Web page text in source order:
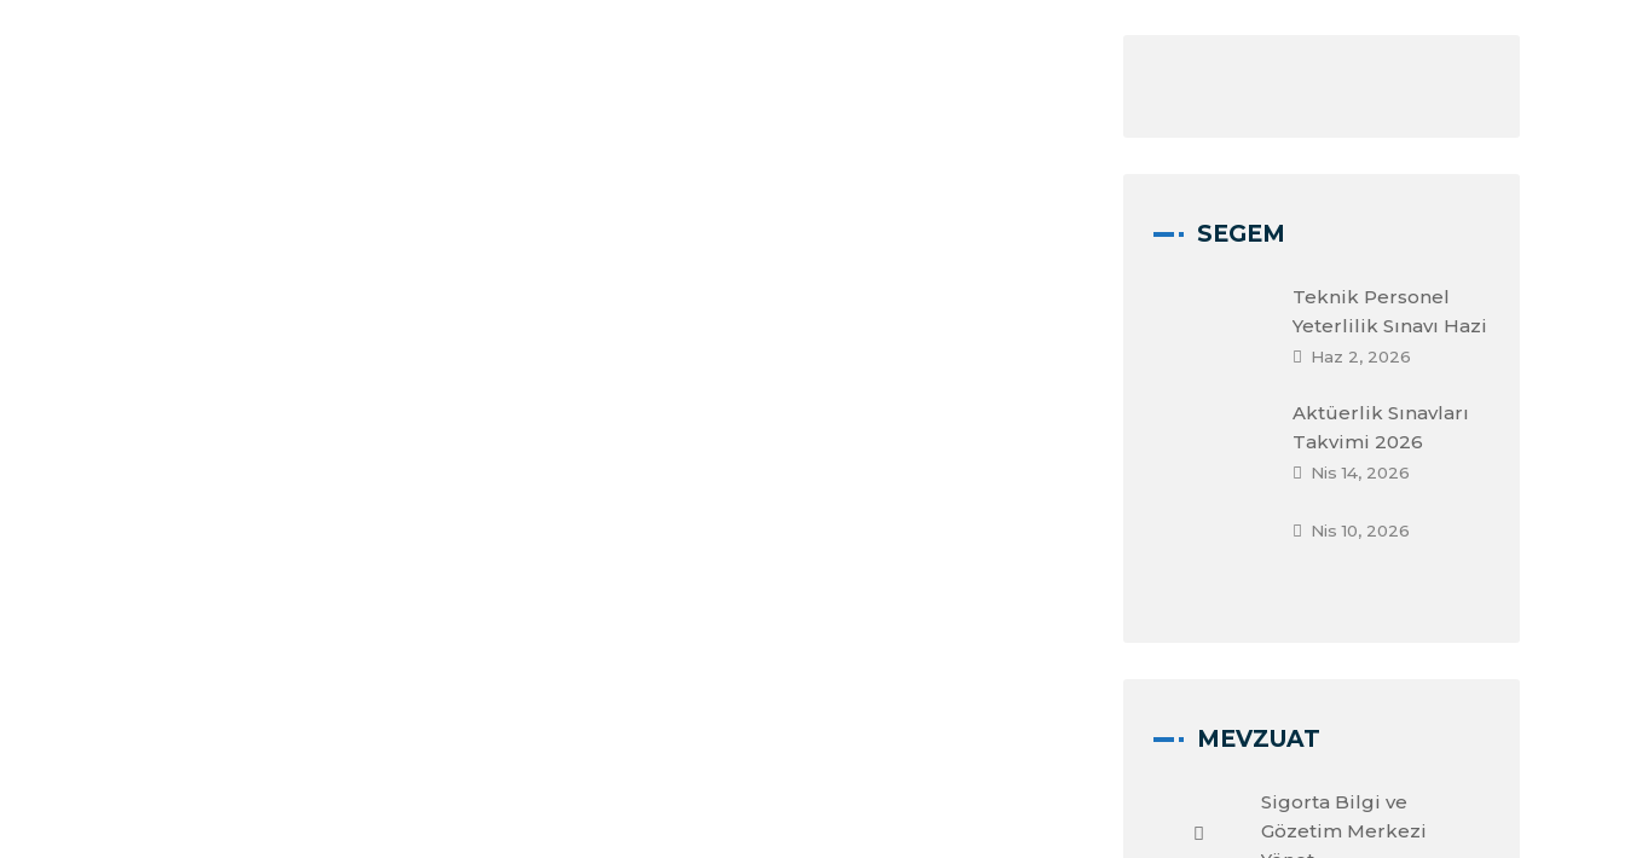
SEGEM
Teknik Personel
Yeterlilik Sınavı Hazi
Haz 2, 2026
Aktüerlik Sınavları
Takvimi 2026
Nis 14, 2026
Nis 10, 2026
MEVZUAT
Sigorta Bilgi ve
Gözetim Merkezi